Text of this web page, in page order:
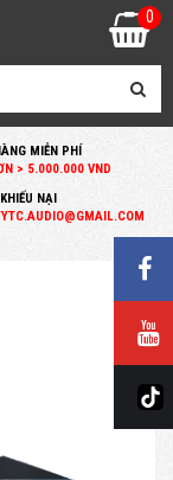
MIỄN PHÍ
> 5.000.000 VND
NẠI
0